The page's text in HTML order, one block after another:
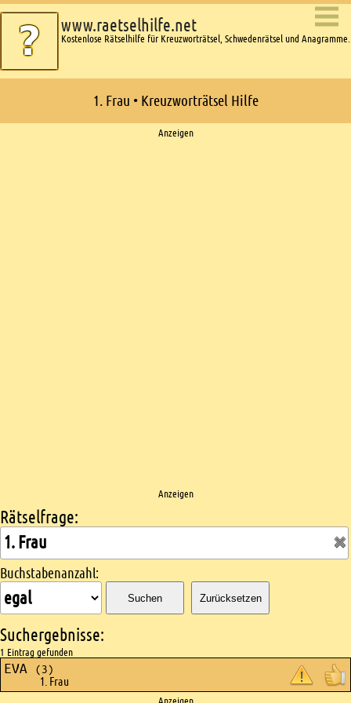
www.raetselhilfe.net
Kostenlose Rätselhilfe für Kreuzworträtsel, Schwedenrätsel und Anagramme.
1. Frau • Kreuzworträtsel Hilfe
Anzeigen
Anzeigen
Kreuzworträtsel suchen
Rätselfrage:
Buchstabenanzahl:
Suchen Zurücksetzen
Suchergebnisse:
1 Eintrag gefunden
EVA (3)
1. Frau